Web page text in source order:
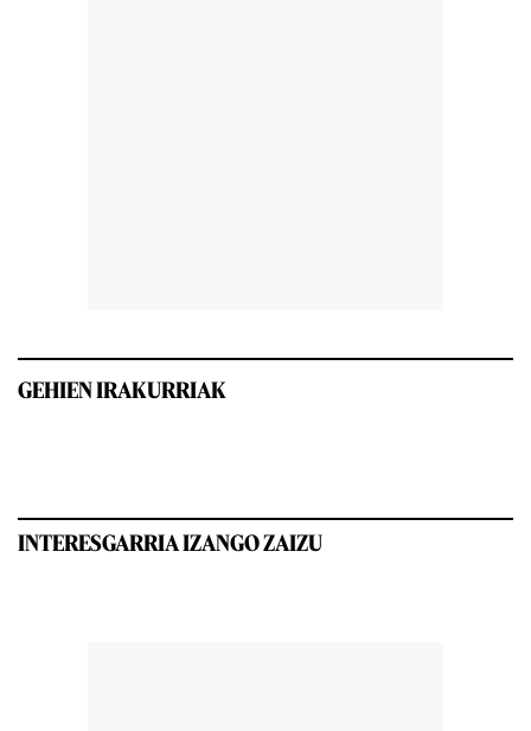
GEHIEN IRAKURRIAK
INTERESGARRIA IZANGO ZAIZU